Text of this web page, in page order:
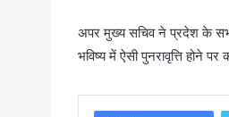
​अपर मुख्य सचिव ने प्रदेश के सभी
भविष्य में ऐसी पुनरावृत्ति होने